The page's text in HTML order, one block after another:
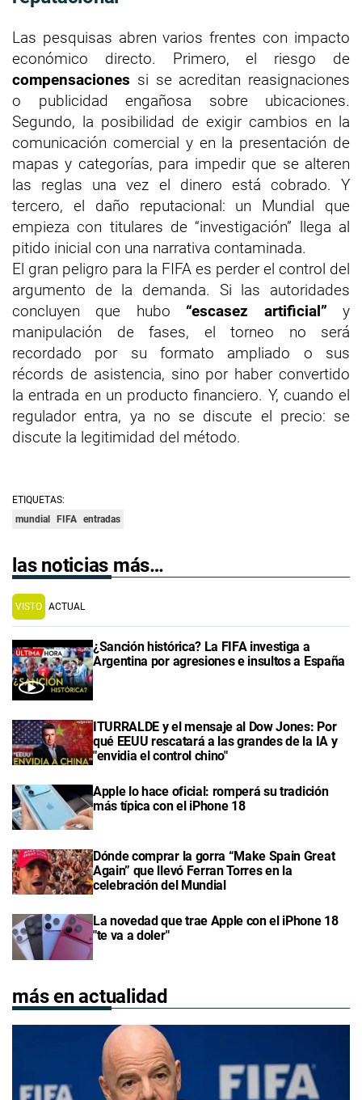
Las pesquisas abren varios frentes con impacto
económico directo. Primero, el riesgo de
compensaciones si se acreditan reasignaciones
o publicidad engañosa sobre ubicaciones.
Segundo, la posibilidad de exigir cambios en la
comunicación comercial y en la presentación de
mapas y categorías, para impedir que se alteren
las reglas una vez el dinero está cobrado. Y
tercero, el daño reputacional: un Mundial que
empieza con titulares de “investigación” llega al
pitido inicial con una narrativa contaminada.
El gran peligro para la FIFA es perder el control del
argumento de la demanda. Si las autoridades
concluyen que hubo “escasez artificial” y
manipulación de fases, el torneo no será
recordado por su formato ampliado o sus
récords de asistencia, sino por haber convertido
la entrada en un producto financiero. Y, cuando el
regulador entra, ya no se discute el precio: se
discute la legitimidad del método.
ETIQUETAS:
mundial FIFA entradas
las noticias más…
VISTO ACTUAL
¿Sanción histórica? La FIFA investiga a
Argentina por agresiones e insultos a España
ITURRALDE y el mensaje al Dow Jones: Por
qué EEUU rescatará a las grandes de la IA y
"envidia el control chino"
Apple lo hace oficial: romperá su tradición
más típica con el iPhone 18
Dónde comprar la gorra “Make Spain Great
Again” que llevó Ferran Torres en la
celebración del Mundial
La novedad que trae Apple con el iPhone 18
"te va a doler"
más en actualidad